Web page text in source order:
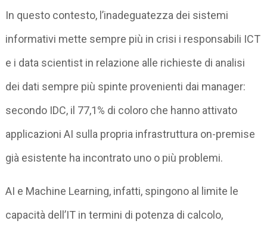
In questo contesto, l’inadeguatezza dei sistemi
informativi mette sempre più in crisi i responsabili ICT
e i data scientist in relazione alle richieste di analisi
dei dati sempre più spinte provenienti dai manager:
secondo IDC, il 77,1% di coloro che hanno attivato
applicazioni AI sulla propria infrastruttura on-premise
già esistente ha incontrato uno o più problemi.
AI e Machine Learning, infatti, spingono al limite le
capacità dell’IT in termini di potenza di calcolo,